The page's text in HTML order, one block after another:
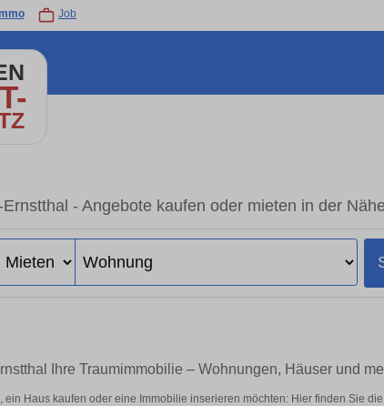
Job
- Angebote kaufen oder mieten in der Nähe
Ihre Traumimmobilie – Wohnungen, Häuser und
Haus kaufen oder eine Immobilie inserieren möchten: Hier finden Sie